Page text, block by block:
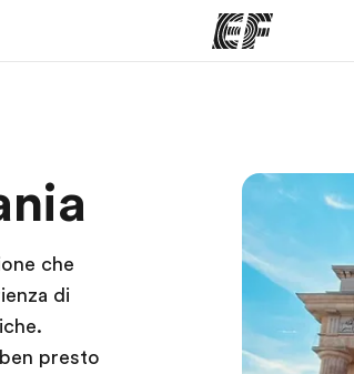
offerta Trova l'ufficio più vicino
che
di
presto